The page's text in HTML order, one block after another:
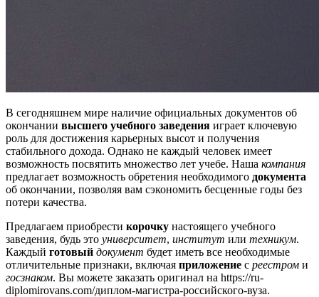
В сегодняшнем мире наличие официальных документов об
окончании высшего учебного заведения играет ключевую
роль для достижения карьерных высот и получения
стабильного дохода. Однако не каждый человек имеет
возможность посвятить множество лет учебе. Наша компания
предлагает возможность обретения необходимого документа
об окончании, позволяя вам сэкономить бесценные годы без
потери качества.
Предлагаем приобрести корочку настоящего учебного
заведения, будь это университет, институт или техникум.
Каждый готовый документ будет иметь все необходимые
отличительные признаки, включая приложение с реестром и
госзнаком. Вы можете заказать оригинал на https://ru-
diplomirovans.com/диплом-магистра-российского-вуза.